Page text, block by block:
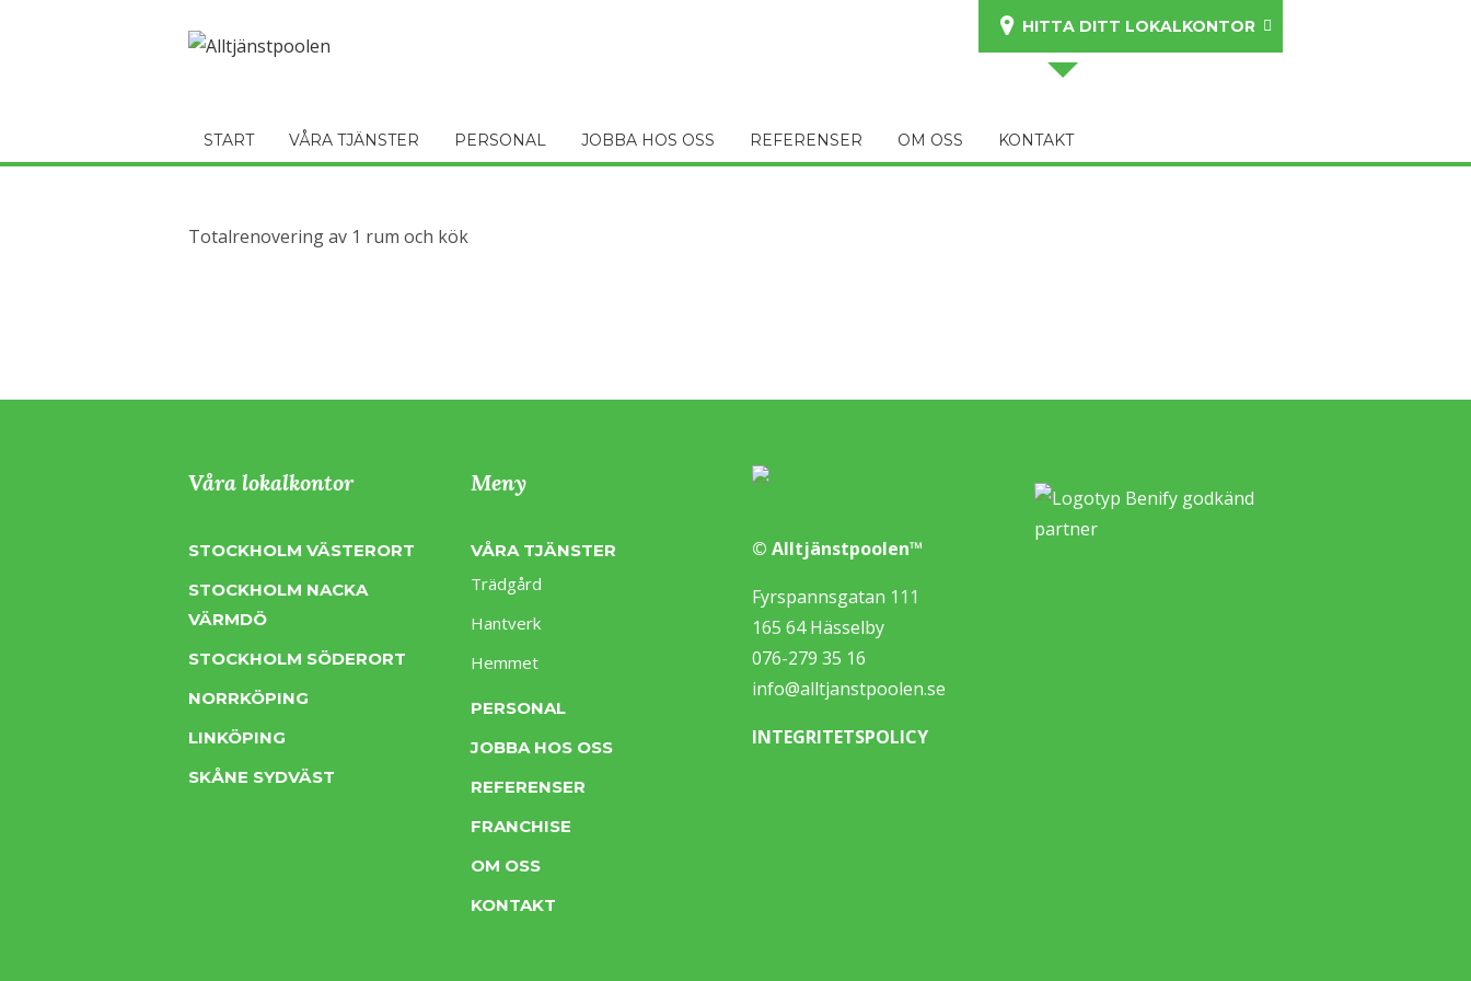
HITTA DITT LOKALKONTOR
START VÅRA TJÄNSTER PERSONAL JOBBA HOS OSS REFERENSER OM OSS KONTAKT
Totalrenovering av 1 rum och kök
Våra lokalkontor
STOCKHOLM VÄSTERORT
STOCKHOLM NACKA
VÄRMDÖ
STOCKHOLM SÖDERORT
NORRKÖPING
LINKÖPING
SKÅNE SYDVÄST
Meny
VÅRA TJÄNSTER
Trädgård
Hantverk
Hemmet
PERSONAL
JOBBA HOS OSS
REFERENSER
FRANCHISE
OM OSS
KONTAKT
© Alltjänstpoolen™
Fyrspannsgatan 111
165 64 Hässelby
076-279 35 16
info@alltjanstpoolen.se
INTEGRITETSPOLICY